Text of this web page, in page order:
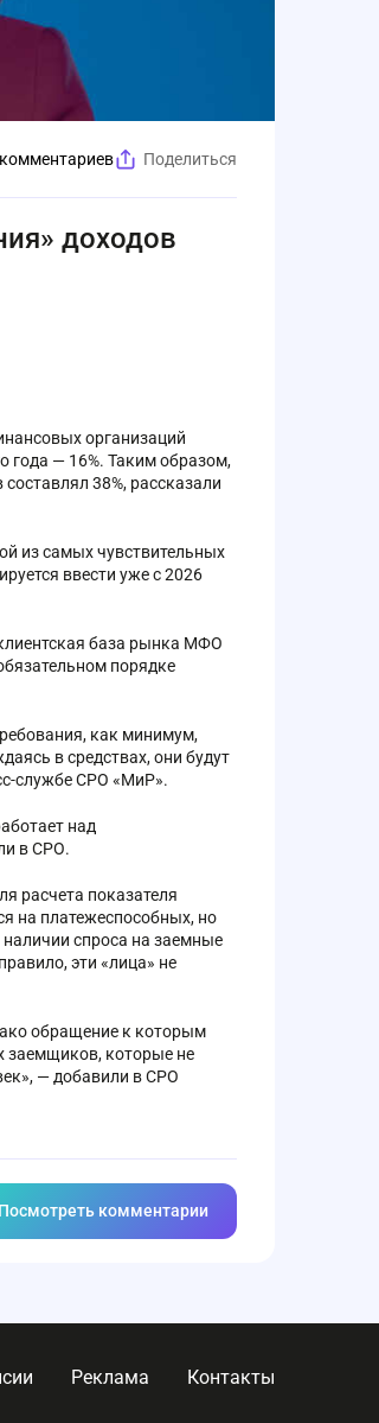
комментариев Поделиться
доходов
организаций
года — 16%. Таким образом,
38%, рассказали
из самых чувствительных
ввести уже с 2026
база рынка МФО
порядке
как минимум,
в средствах, они будут
службе СРО «МиР».
над
в СРО.
расчета показателя
на платежеспособных, но
спроса на заемные
эти «лица» не
обращение к которым
заемщиков, которые не
— добавили в СРО
Посмотреть комментарии
Реклама Контакты